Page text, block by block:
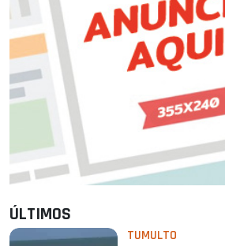
ÚLTIMOS
TUMULTO